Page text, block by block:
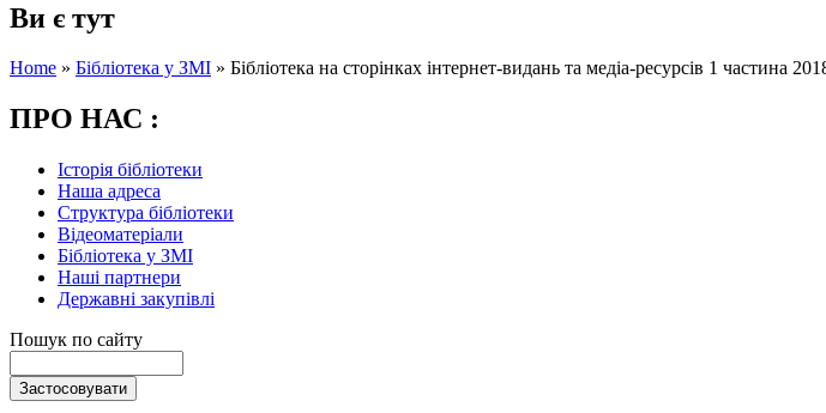
Ви є тут
Home » Бібліотека у ЗМІ » Бібліотека на сторінках інтернет-видань та медіа-ресурсів 1 частина
ПРО НАС :
Історія бібліотеки
Наша адреса
Структура бібліотеки
Відеоматеріали
Бібліотека у ЗМІ
Наші партнери
Державні закупівлі
Пошук по сайту